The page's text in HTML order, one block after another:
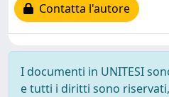
Contatta l'autore
I documenti in UNITESI
e tutti i diritti sono